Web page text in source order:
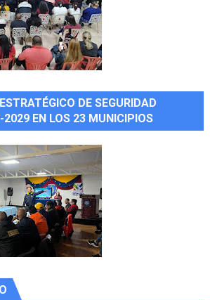
DE SEGURIDAD
EN LOS 23 MUNICIPIOS